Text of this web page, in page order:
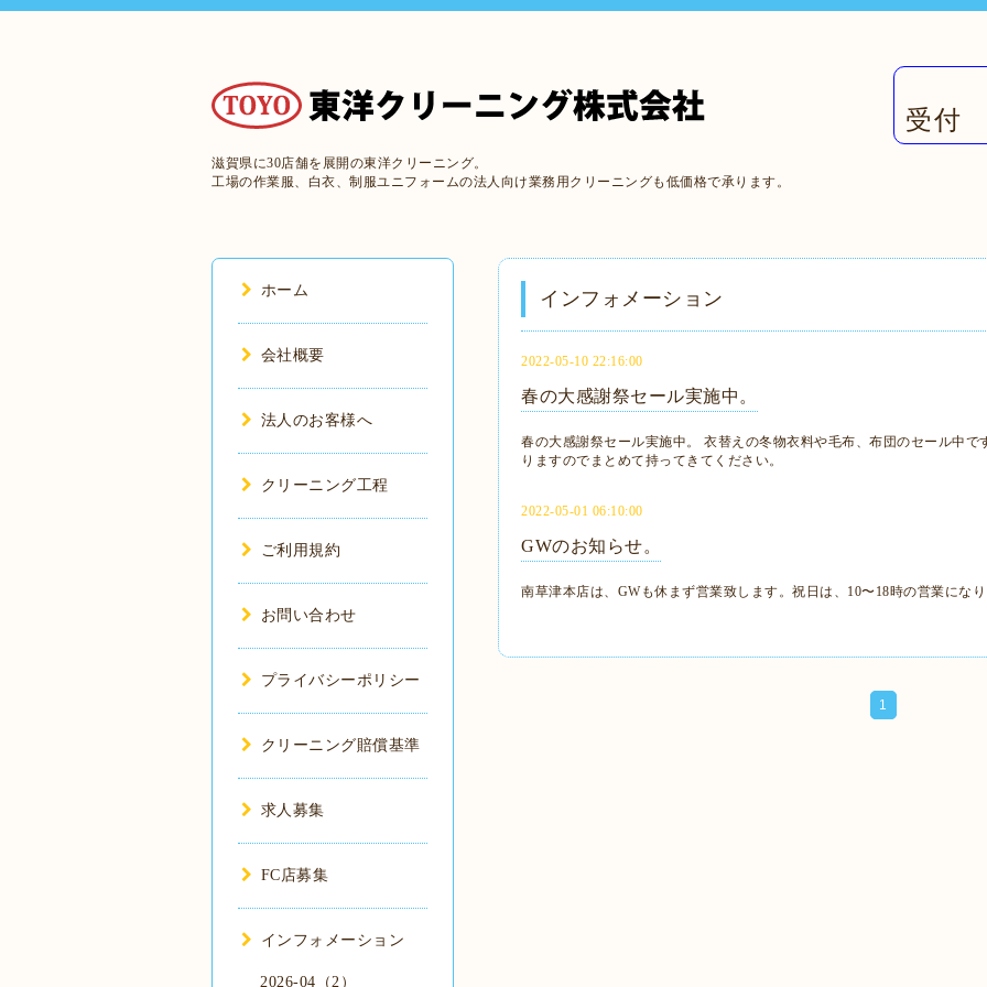
滋賀県に30店舗を展開の東洋クリーニング。
工場の作業服、白衣、制服ユニフォームの法人向け業務用クリーニングも低価格で承ります。
受付
インフォメーション
2022-05-10 22:16:00
春の大感謝祭セール実施中。
春の大感謝祭セール実施中。 衣替えの冬物衣料や毛布、布団のセール中
りますのでまとめて持ってきてください。
2022-05-01 06:10:00
GWのお知らせ。
南草津本店は、GWも休まず営業致します。祝日は、10〜18時の営業にな
1
ホーム
会社概要
法人のお客様へ
クリーニング工程
ご利用規約
お問い合わせ
プライバシーポリシー
クリーニング賠償基準
求人募集
FC店募集
インフォメーション
2026-04（2）